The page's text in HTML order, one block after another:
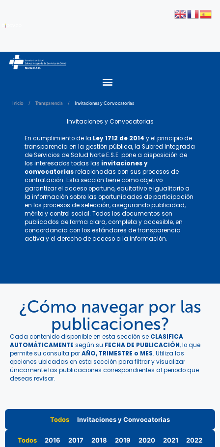
Inicio / Transparencia / Invitaciones y Convocatorias
Invitaciones y Convocatorias
En cumplimiento de la Ley 1712 de 2014 y el principio de
transparencia en la gestión pública, la Subred Integrada
de Servicios de Salud Norte E.S.E. pone a disposición de
los interesados todas las invitaciones y
convocatoriasrelacionadas con sus procesos de
contratación. Esta sección tiene como objetivo
garantizar el acceso oportuno, equitativo e igualitario a
la información sobre las oportunidades de participación
en los procesos de selección, asegurando publicidad,
mérito y control social. Todos los documentos son
publicados de forma clara, completa y accesible, en
concordancia con los estándares de transparencia
activa y el derecho de acceso a la información.
¿Cómo navegar por las
publicaciones?
Cada contenido disponible en esta sección se CLASIFICA
AUTOMÁTICAMENTE según su FECHA DE PUBLICACIÓN, lo que
permite su consulta porAÑO, TRIMESTRE o MES. Utiliza las
opciones ubicadas en esta sección para filtrar y visualizar
únicamente las publicaciones correspondientes al periodo que
deseas revisar.
Invitaciones y Convocatorias
Todos
2016 2017 2018 2019 2020 2021
2022
Todos